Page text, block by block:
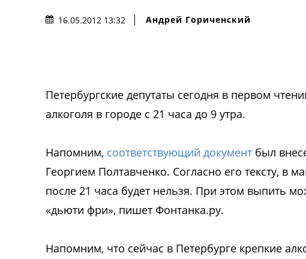
16.05.2012 13:32 Андрей Гориченcкий
Петербургские депутаты сегодня в первом
алкоголя в городе с 21 часа до 9 утра.
Напомним, соответствующий документ был
Георгием Полтавченко. Согласно его тексту, в
после 21 часа будет нельзя. При этом выпить
«дьюти фри», пишет Фонтанка.ру.
Напомним, что сейчас в Петербурге крепкие